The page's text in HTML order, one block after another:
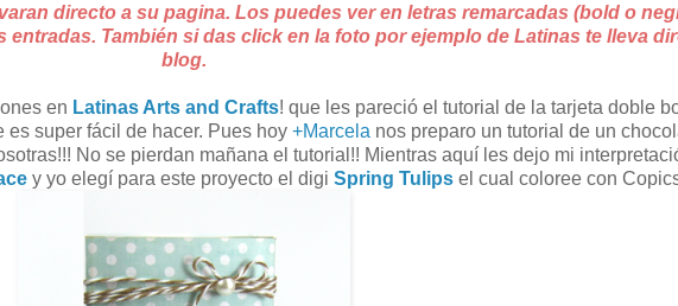
directo a su pagina. Los puedes ver en letras remarcadas (bold o
También si das click en la foto por ejemplo de Latinas te lleva
blog.
en Latinas Arts and Crafts! que les pareció el tutorial de la tarjeta doble
es super fácil de hacer. Pues hoy +Marcela nos preparo un tutorial de un
No se pierdan mañana el tutorial!! Mientras aquí les dejo mi
y yo elegí para este proyecto el digi Spring Tulips el cual coloree con